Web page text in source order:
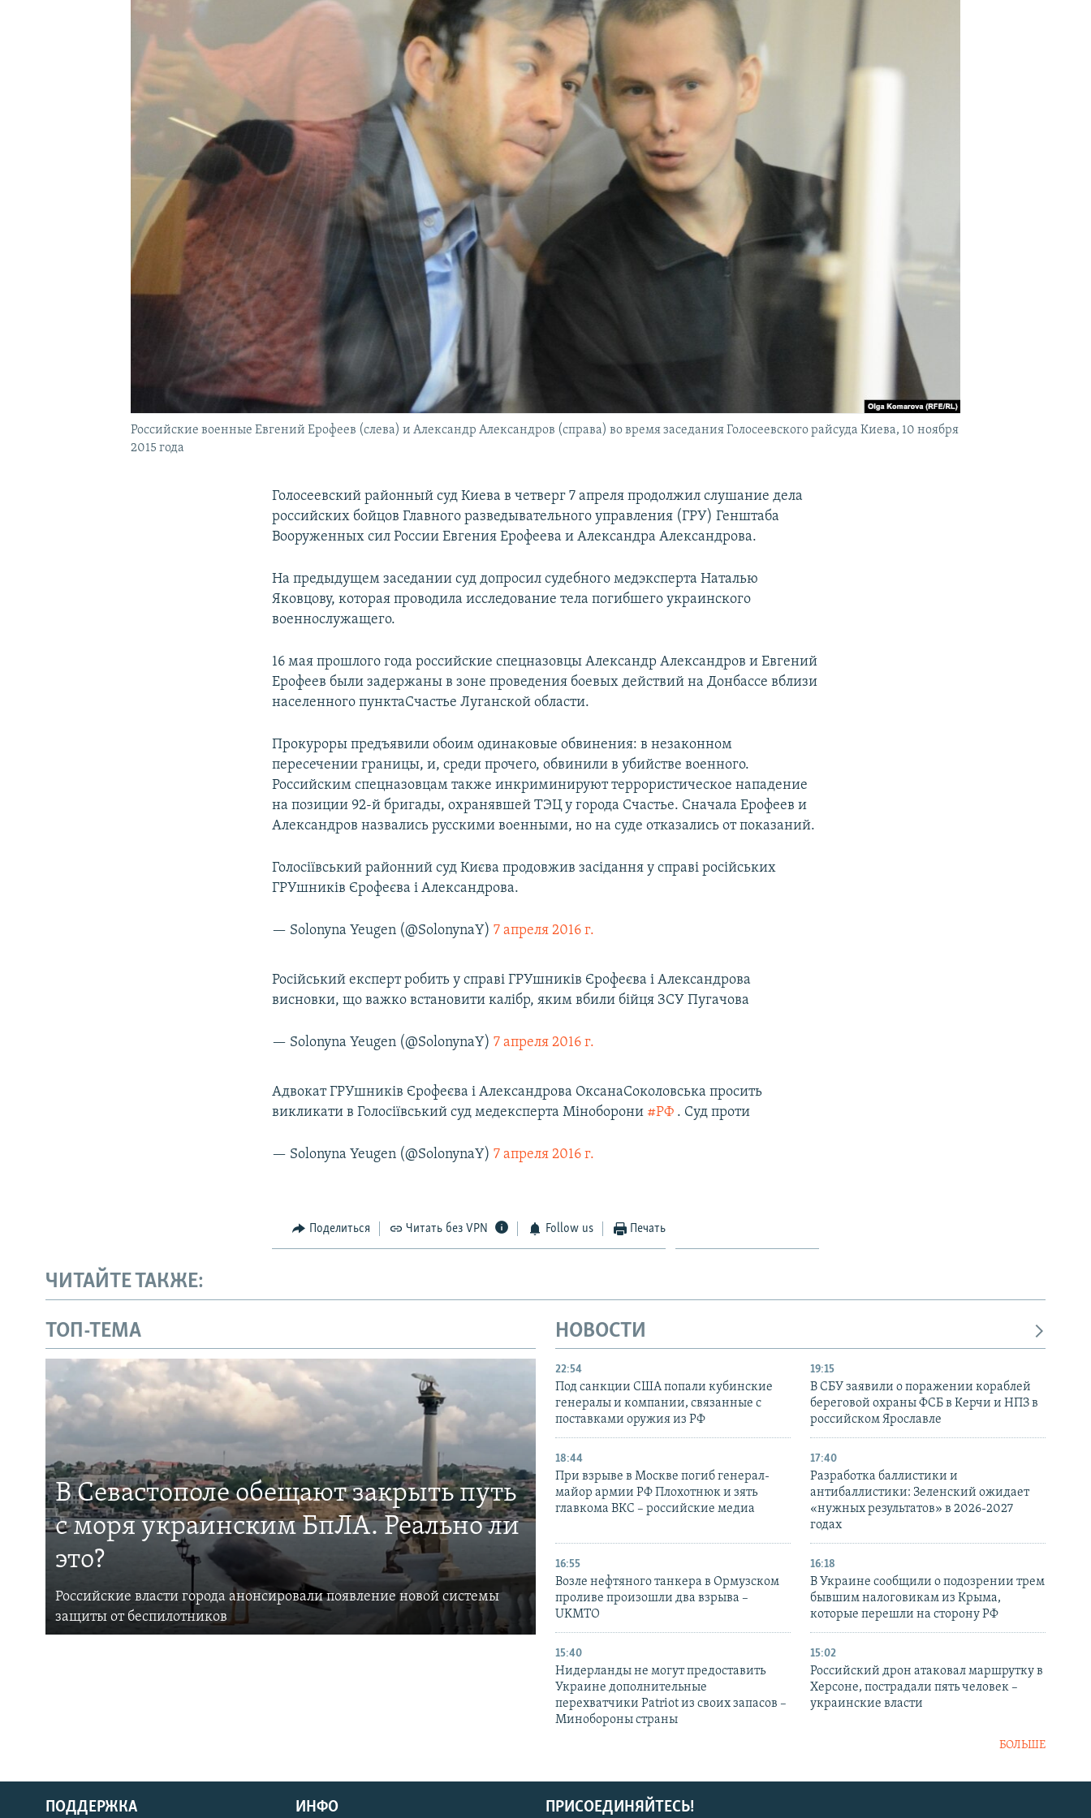
УКРАИНСКАЯ ПРОБЛЕМА КРЫМА
Российские военные Евгений Ерофеев (слева) и Александр Александров (справа) во время заседания Голосеевского райсуда Киева, 10 ноября
2015 года
Голосеевский районный суд Киева в четверг 7 апреля продолжил слушание дела
российских бойцов Главного разведывательного управления (ГРУ) Генштаба
Вооруженных сил России Евгения Ерофеева и Александра Александрова.
На предыдущем заседании суд допросил судебного медэксперта Наталью
Яковцову, которая проводила исследование тела погибшего украинского
военнослужащего.
16 мая прошлого года российские спецназовцы Александр Александров и Евгений
Ерофеев были задержаны в зоне проведения боевых действий на Донбассе вблизи
населенного пунктаСчастье Луганской области.
Прокуроры предъявили обоим одинаковые обвинения: в незаконном
пересечении границы, и, среди прочего, обвинили в убийстве военного.
Российским спецназовцам также инкриминируют террористическое нападение
на позиции 92-й бригады, охранявшей ТЭЦ у города Счастье. Сначала Ерофеев и
Александров назвались русскими военными, но на суде отказались от показаний.
Голосіївський районний суд Києва продовжив засідання у справі російських
ГРУшників Єрофеєва і Александрова.
— Solonyna Yeugen (@SolonynaY)7 апреля 2016 г.
Російський експерт робить у справі ГРУшників Єрофеєва і Александрова
висновки, що важко встановити калібр, яким вбили бійця ЗСУ Пугачова
— Solonyna Yeugen (@SolonynaY)7 апреля 2016 г.
Адвокат ГРУшників Єрофеєва і Александрова ОксанаСоколовська просить
викликати в Голосіївський суд медексперта Міноборони #РФ . Суд проти
— Solonyna Yeugen (@SolonynaY)7 апреля 2016 г.
Поделиться Читать без VPN Follow us Печать
ЧИТАЙТЕ ТАКЖЕ:
ТОП-ТЕМА
В Севастополе обещают закрыть путь
с моря украинским БпЛА. Реально ли
это?
Российские власти города анонсировали появление новой системы
защиты от беспилотников
НОВОСТИ
22:54
Под санкции США попали кубинские
генералы и компании, связанные с
поставками оружия из РФ
19:15
В СБУ заявили о поражении кораблей
береговой охраны ФСБ в Керчи и НПЗ в
российском Ярославле
18:44
При взрыве в Москве погиб генерал-
майор армии РФ Плохотнюк и зять
главкома ВКС – российские медиа
17:40
Разработка баллистики и
антибаллистики: Зеленский ожидает
«нужных результатов» в 2026-2027
годах
16:55
Возле нефтяного танкера в Ормузском
проливе произошли два взрыва –
UKMTO
16:18
В Украине сообщили о подозрении трем
бывшим налоговикам из Крыма,
которые перешли на сторону РФ
15:40
Нидерланды не могут предоставить
Украине дополнительные
перехватчики Patriot из своих запасов –
Минобороны страны
15:02
Российский дрон атаковал маршрутку в
Херсоне, пострадали пять человек –
украинские власти
БОЛЬШЕ
ПРИСОЕДИНЯЙТЕСЬ!
ПОДДЕРЖКА ИНФО